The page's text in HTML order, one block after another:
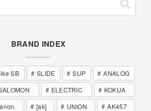
BRAND INDEX
SB SLIDE SUP
ANALOG
ELECTRIC
KOKUA
anon. [ak] UNION
AK457